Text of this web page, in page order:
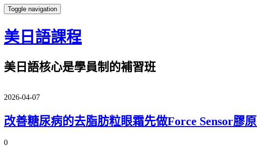
Toggle navigation
美日語課程
美日語核心是學員制的補習班
2026-04-07
改善糖尿病的去脂肪粒眼霜先做Force Sensor膠
0